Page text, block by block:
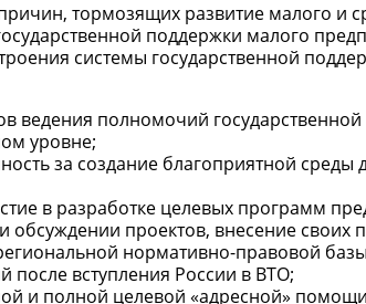
тормозящих развитие малого и
поддержки малого
системы государственной
ведения полномочий
уровне;
за создание благоприятной
в разработке целевых программ
обсуждении проектов, внесение своих
нормативно-правовой
после вступления России в ВТО;
и полной целевой «адресной»